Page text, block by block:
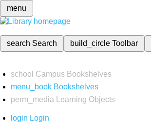
menu
search Search build_circleToolbar
school Campus Bookshelves
menu_book Bookshelves
perm_media
Learning Objects
login Login